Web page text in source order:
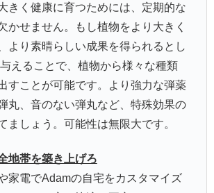
きく健康に育つためには、定期的な
かせません。もし植物をより大きく
より素晴らしい成果を得られるとし
えることで、植物から様々な種類
すことが可能です。より強力な弾薬
丸、音のない弾丸など、特殊効果の
ましょう。可能性は無限大です。
地帯を築き上げろ
家電でAdamの自宅をカスタマイズ